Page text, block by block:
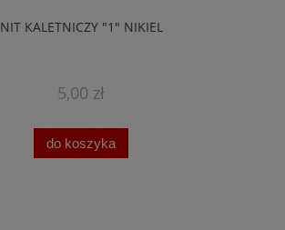
NIT KALETNICZY "1" NIKIEL
5,00 zł
do koszyka